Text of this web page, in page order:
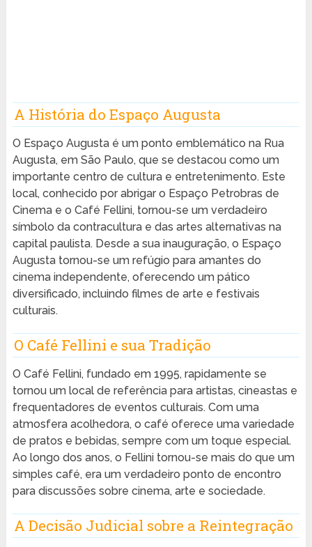
A História do Espaço Augusta
O Espaço Augusta é um ponto emblemático na Rua
Augusta, em São Paulo, que se destacou como um
importante centro de cultura e entretenimento. Este
local, conhecido por abrigar o Espaço Petrobras de
Cinema e o Café Fellini, tornou-se um verdadeiro
símbolo da contracultura e das artes alternativas na
capital paulista. Desde a sua inauguração, o Espaço
Augusta tornou-se um refúgio para amantes do
cinema independente, oferecendo um pático
diversificado, incluindo filmes de arte e festivais
culturais.
O Café Fellini e sua Tradição
O Café Fellini, fundado em 1995, rapidamente se
tornou um local de referência para artistas, cineastas e
frequentadores de eventos culturais. Com uma
atmosfera acolhedora, o café oferece uma variedade
de pratos e bebidas, sempre com um toque especial.
Ao longo dos anos, o Fellini tornou-se mais do que um
simples café, era um verdadeiro ponto de encontro
para discussões sobre cinema, arte e sociedade.
A Decisão Judicial sobre a Reintegração